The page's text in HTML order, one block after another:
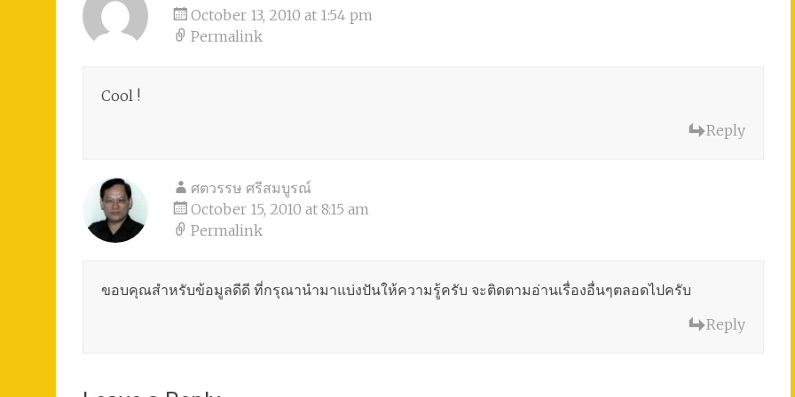
October 13, 2010 at 1:54 pm
Permalink
Cool !
Reply
ศตวรรษ ศรีสมบูรณ์
October 15, 2010 at 8:15 am
Permalink
ขอบคุณสำหรับข้อมูลดีดี ที่กรุณานำมาแบ่งปันให้ความรู้ครับ จะติดตามอ่านเรื่องอื่นๆตลอดไปครับ
Reply